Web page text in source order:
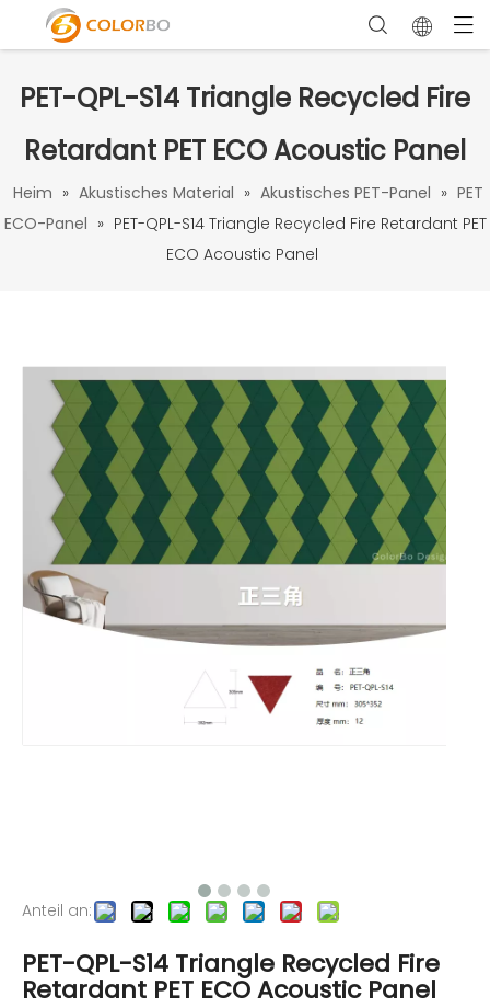
PET-QPL-S14 Triangle Recycled Fire
Retardant PET ECO Acoustic Panel
Heim » Akustisches Material » Akustisches PET-Panel » PET
ECO-Panel » PET-QPL-S14 Triangle Recycled Fire Retardant PET
ECO Acoustic Panel
Anteil an:
PET-QPL-S14 Triangle Recycled Fire
Retardant PET ECO Acoustic Panel